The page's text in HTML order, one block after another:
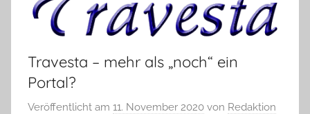
Travesta – mehr als „noch“ ein
Portal?
Veröffentlicht am 11. November 2020 von Redaktion